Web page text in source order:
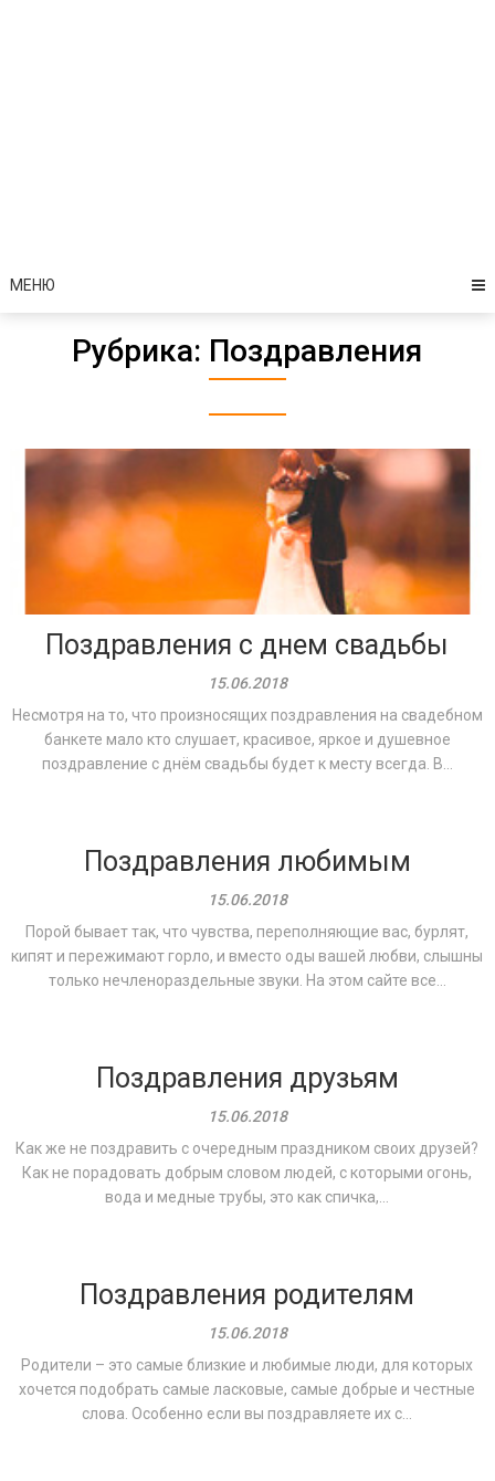
МЕНЮ
Рубрика: Поздравления
Поздравления с днем свадьбы
15.06.2018
Несмотря на то, что произносящих поздравления на свадебном
банкете мало кто слушает, красивое, яркое и душевное
поздравление с днём свадьбы будет к месту всегда. В...
Поздравления любимым
15.06.2018
Порой бывает так, что чувства, переполняющие вас, бурлят,
кипят и пережимают горло, и вместо оды вашей любви, слышны
только нечленораздельные звуки. На этом сайте все...
Поздравления друзьям
15.06.2018
Как же не поздравить с очередным праздником своих друзей?
Как не порадовать добрым словом людей, с которыми огонь,
вода и медные трубы, это как спичка,...
Поздравления родителям
15.06.2018
Родители – это самые близкие и любимые люди, для которых
хочется подобрать самые ласковые, самые добрые и честные
слова. Особенно если вы поздравляете их с...